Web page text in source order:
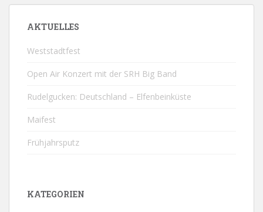
BEITRÄGE
AKTUELLES
Weststadtfest
Open Air Konzert mit der SRH Big Band
Rudelgucken: Deutschland – Elfenbeinküste
Maifest
Frühjahrsputz
KATEGORIEN